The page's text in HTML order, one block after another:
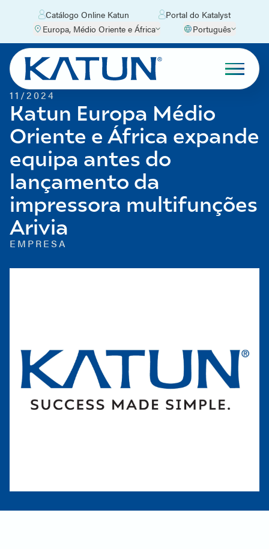
Catálogo Online Katun
Portal do Katalyst
Europa, Médio Oriente e África
Português
11/2024
Katun Europa Médio
Oriente e África expande
equipa antes do
lançamento da
impressora multifunções
Arivia
EMPRESA